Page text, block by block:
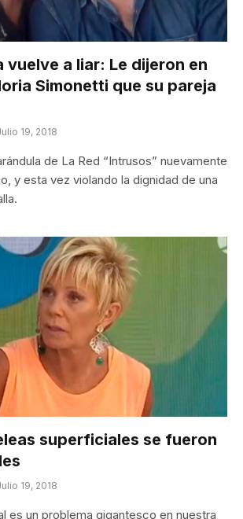
vuelve a liar: Le dijeron en
Simonetti que su pareja
19, 2018
de La Red “Intrusos” nuevamente
y esta vez violando la dignidad de una
superficiales se fueron
19, 2018
es un problema gigantesco en nuestra